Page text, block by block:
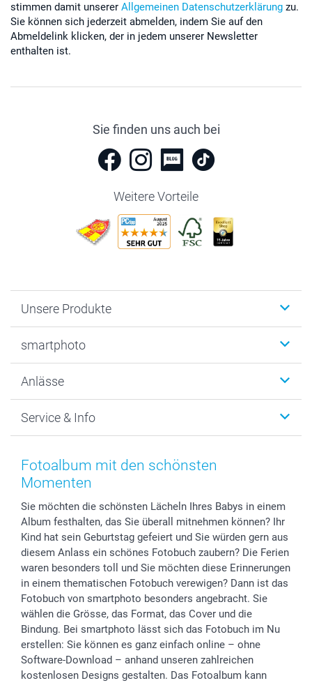
stimmen damit unserer Allgemeinen Datenschutzerklärung zu.
Sie können sich jederzeit abmelden, indem Sie auf den
Abmeldelink klicken, der in jedem unserer Newsletter
enthalten ist.
Sie finden uns auch bei
Weitere Vorteile
Unsere Produkte
Fotogeschenke
MyNameBook
Fotoabzüge, Fotos als Buch & Poster
Zubehör & Material
Foto-Kalender & Agenden
Geschenk-Gutscheine (PDF)
smartphoto
Warum smartphoto
Datenschutz
AGB
Impressum
Partnerprogramme
Investor Relations
B2B smartbusiness
Widerrufsrecht
Anlässe
Neujahr
Muttertag
Vatertag
Hochzeit
Geburtstag
Geburt
Zu allen Anlässen
Service & Info
Preise und Versandkosten
Lieferfristen
Zahlungsmöglichkeiten
Anmelden /Registrieren
Sitemap
Status der Bestellung
smartfriends
smartgarantie
smartbonus
Fotoalbum mit den schönsten
Momenten
Sie möchten die schönsten Lächeln Ihres Babys in einem
Album festhalten, das Sie überall mitnehmen können? Ihr
Kind hat sein Geburtstag gefeiert und Sie würden gern aus
diesem Anlass ein schönes Fotobuch zaubern? Die Ferien
waren besonders toll und Sie möchten diese Erinnerungen
in einem thematischen Fotobuch verewigen? Dann ist das
Fotobuch von smartphoto besonders angebracht. Sie
wählen die Grösse, das Format, das Cover und die
Bindung. Bei smartphoto lässt sich das Fotobuch im Nu
erstellen: Sie können es ganz einfach online – ohne
Software-Download – anhand unseren zahlreichen
kostenlosen Designs gestalten. Das Fotoalbum kann